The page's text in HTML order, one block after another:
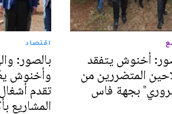
أخنوش يتفقد
المتضررين من
بجهة فاس
اقتصاد
بالصور:
وأخنوش
تقدم
المشاريع